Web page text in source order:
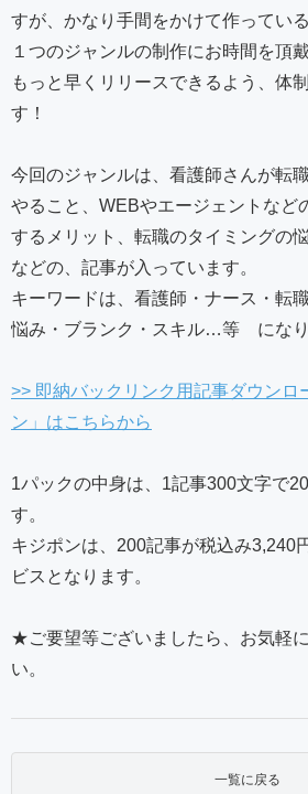
すが、かなり手間をかけて作ってい
１つのジャンルの制作にお時間を頂
もっと早くリリースできるよう、体
す！
今回のジャンルは、看護師さんが転
やること、WEBやエージェントなど
するメリット、転職のタイミングの
などの、記事が入っています。
キーワードは、看護師・ナース・転
悩み・ブランク・スキル…等 になり
>> 即納バックリンク用記事ダウンロ
ン」はこちらから
1パックの中身は、1記事300文字で
す。
キジポンは、200記事が税込み3,240
ビスとなります。
★ご要望等ございましたら、お気軽
い。
一覧に戻る